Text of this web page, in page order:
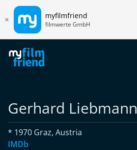
myfilmfriend
filmwerte GmbH
Gerhard Liebmann
* 1970 Graz, Austria
IMDb